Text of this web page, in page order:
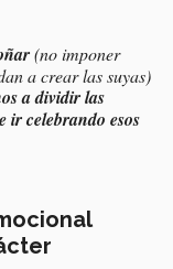
(no imponer
a crear las suyas)
a dividir las
ir celebrando esos